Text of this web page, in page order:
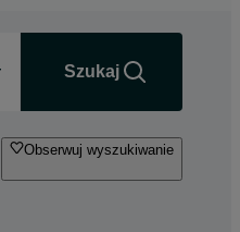
Szukaj
Obserwuj wyszukiwanie